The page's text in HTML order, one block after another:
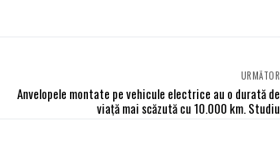
URMĂTOR
Anvelopele montate pe vehicule electrice au o durată de
viață mai scăzută cu 10.000 km. Studiu